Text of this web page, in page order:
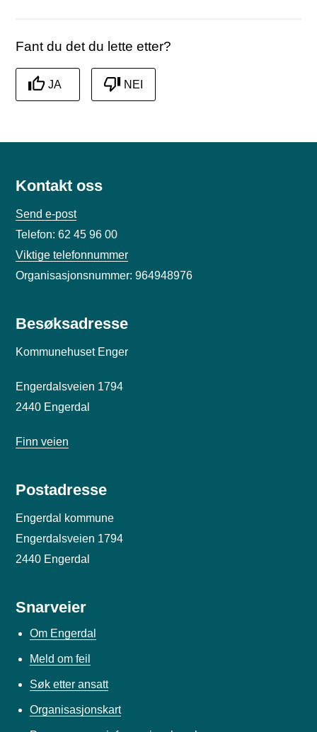
Fant du det du lette etter?
JA NEI
Kontakt oss
Send e-post
Telefon: 62 45 96 00
Viktige telefonnummer
Organisasjonsnummer: 964948976
Besøksadresse
Kommunehuset Enger
Engerdalsveien 1794
2440 Engerdal
Finn veien
Postadresse
Engerdal kommune
Engerdalsveien 1794
2440 Engerdal
Snarveier
Om Engerdal
Meld om feil
Søk etter ansatt
Organisasjonskart